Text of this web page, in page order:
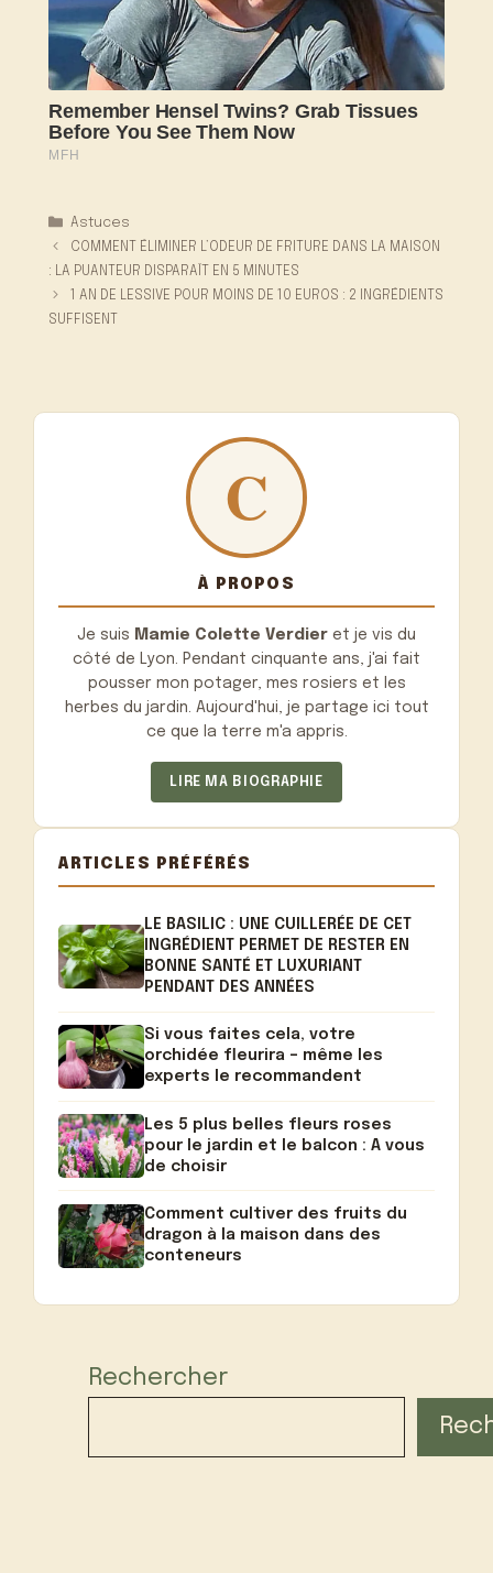
Catégories
Astuces
COMMENT ÉLIMINER L’ODEUR DE FRITURE DANS LA MAISON
: LA PUANTEUR DISPARAÎT EN 5 MINUTES
1 AN DE LESSIVE POUR MOINS DE 10 EUROS : 2 INGRÉDIENTS
SUFFISENT
À PROPOS
Je suis Mamie Colette Verdier et je vis du
côté de Lyon. Pendant cinquante ans, j'ai fait
pousser mon potager, mes rosiers et les
herbes du jardin. Aujourd'hui, je partage ici tout
ce que la terre m'a appris.
LIRE MA BIOGRAPHIE
ARTICLES PRÉFÉRÉS
LE BASILIC : UNE CUILLERÉE DE CET
INGRÉDIENT PERMET DE RESTER EN
BONNE SANTÉ ET LUXURIANT
PENDANT DES ANNÉES
Si vous faites cela, votre
orchidée fleurira – même les
experts le recommandent
Les 5 plus belles fleurs roses
pour le jardin et le balcon : A vous
de choisir
Comment cultiver des fruits du
dragon à la maison dans des
conteneurs
Rechercher